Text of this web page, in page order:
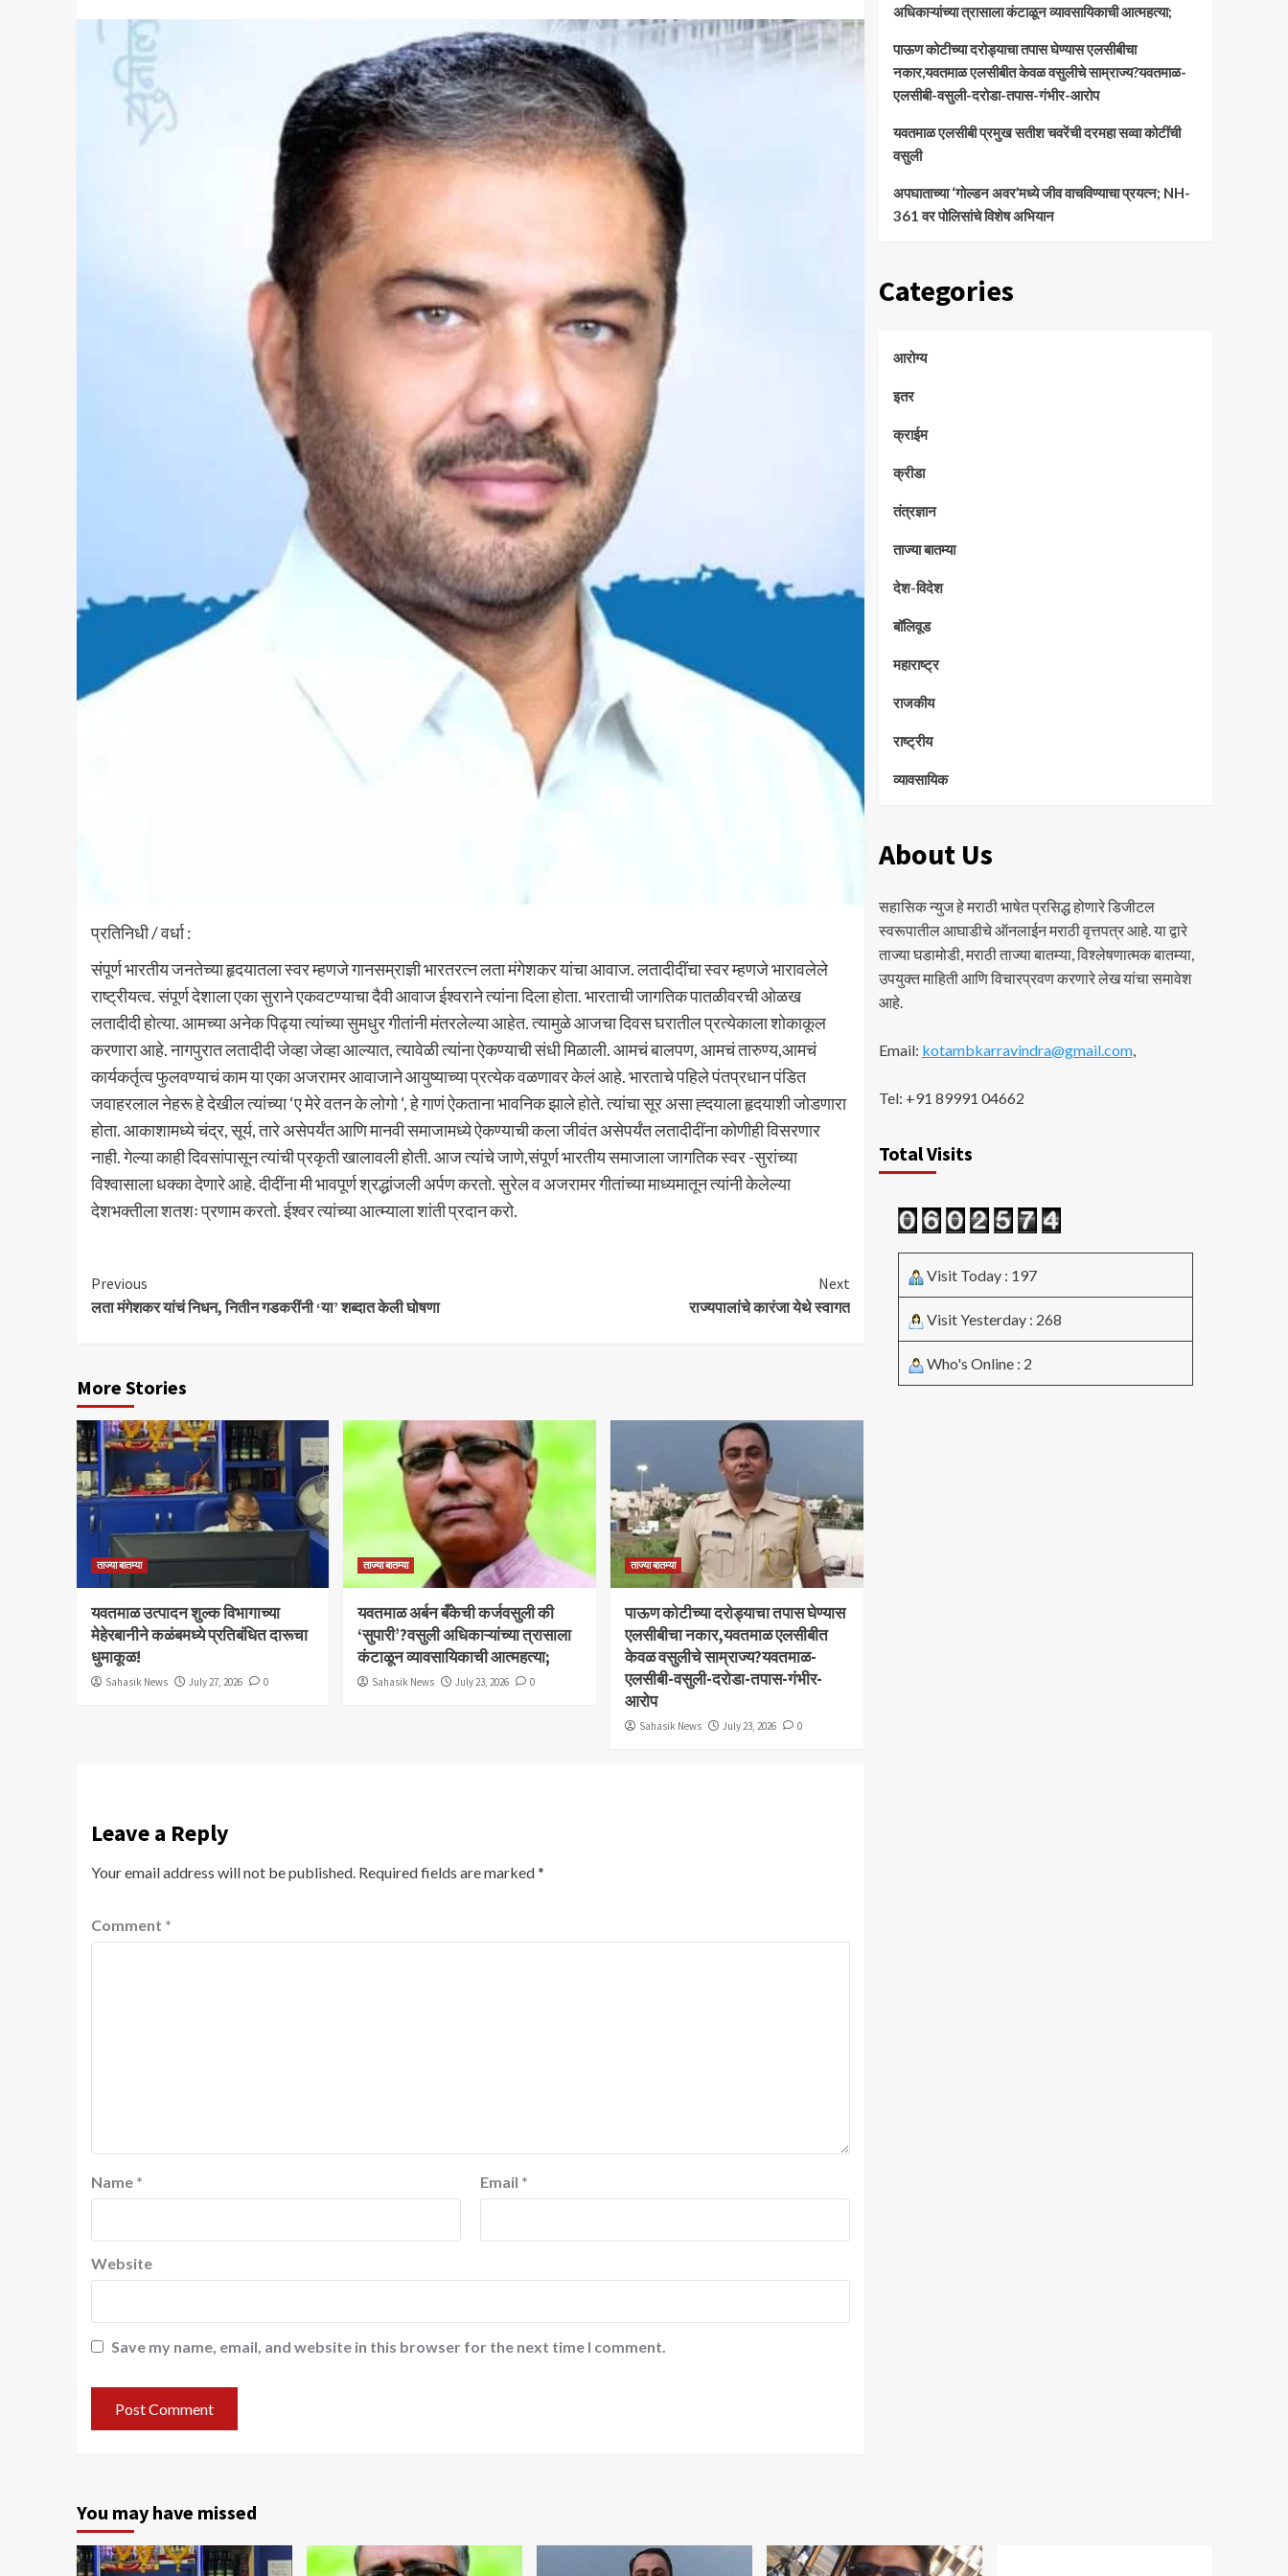
प्रतिनिधी / वर्धा :
संपूर्ण भारतीय जनतेच्या हृदयातला स्वर म्हणजे गानसम्राज्ञी भारतरत्न लता मंगेशकर यांचा आवाज. लतादीदींचा स्वर म्हणजे भारावलेले
राष्ट्रीयत्व. संपूर्ण देशाला एका सुराने एकवटण्याचा दैवी आवाज ईश्वराने त्यांना दिला होता. भारताची जागतिक पातळीवरची ओळख
लतादीदी होत्या. आमच्या अनेक पिढ्या त्यांच्या सुमधुर गीतांनी मंतरलेल्या आहेत. त्यामुळे आजचा दिवस घरातील प्रत्येकाला शोकाकूल
करणारा आहे. नागपुरात लतादीदी जेव्हा जेव्हा आल्यात, त्यावेळी त्यांना ऐकण्याची संधी मिळाली. आमचं बालपण, आमचं तारुण्य,आमचं
कार्यकर्तृत्व फुलवण्याचं काम या एका अजरामर आवाजाने आयुष्याच्या प्रत्येक वळणावर केलं आहे. भारताचे पहिले पंतप्रधान पंडित
जवाहरलाल नेहरू हे देखील त्यांच्या ‘ए मेरे वतन के लोगो ‘, हे गाणं ऐकताना भावनिक झाले होते. त्यांचा सूर असा ह्दयाला हृदयाशी जोडणारा
होता. आकाशामध्ये चंद्र, सूर्य, तारे असेपर्यंत आणि मानवी समाजामध्ये ऐकण्याची कला जीवंत असेपर्यंत लतादीदींना कोणीही विसरणार
नाही. गेल्या काही दिवसांपासून त्यांची प्रकृती खालावली होती. आज त्यांचे जाणे,संपूर्ण भारतीय समाजाला जागतिक स्वर -सुरांच्या
विश्वासाला धक्का देणारे आहे. दीदींना मी भावपूर्ण श्रद्धांजली अर्पण करतो. सुरेल व अजरामर गीतांच्या माध्यमातून त्यांनी केलेल्या
देशभक्तीला शतशः प्रणाम करतो. ईश्वर त्यांच्या आत्म्याला शांती प्रदान करो.
Continue
Reading
Previous
लता मंगेशकर यांचं निधन, नितीन गडकरींनी ‘या’ शब्दात केली घोषणा
Next
राज्यपालांचे कारंजा येथे स्वागत
More Stories
ताज्या बातम्या
यवतमाळ उत्पादन शुल्क विभागाच्या
मेहेरबानीने कळंबमध्ये प्रतिबंधित दारूचा
धुमाकूळ!
Sahasik News July 27, 2026 0
ताज्या बातम्या
​यवतमाळ अर्बन बँकेची कर्जवसुली की
‘सुपारी’?वसुली अधिकाऱ्यांच्या त्रासाला
कंटाळून व्यावसायिकाची आत्महत्या;
Sahasik News July 23, 2026 0
ताज्या बातम्या
पाऊण कोटीच्या दरोड्याचा तपास घेण्यास
एलसीबीचा नकार,यवतमाळ एलसीबीत
केवळ वसुलीचे साम्राज्य?यवतमाळ-
एलसीबी-वसुली-दरोडा-तपास-गंभीर-
आरोप
Sahasik News July 23, 2026 0
Leave a Reply
Your email address will not be published. Required fields are marked*
Comment *
Name * Email *
Website
Save my name, email, and website in this browser for the next time I comment.
अधिकाऱ्यांच्या त्रासाला कंटाळून व्यावसायिकाची आत्महत्या;
पाऊण कोटीच्या दरोड्याचा तपास घेण्यास एलसीबीचा
नकार,यवतमाळ एलसीबीत केवळ वसुलीचे साम्राज्य?यवतमाळ-
एलसीबी-वसुली-दरोडा-तपास-गंभीर-आरोप
यवतमाळ एलसीबी प्रमुख सतीश चवरेंची दरमहा सव्वा कोटींची
वसुली
अपघाताच्या ‘गोल्डन अवर’मध्ये जीव वाचविण्याचा प्रयत्न; NH-
361 वर पोलिसांचे विशेष अभियान
Categories
आरोग्य
इतर
क्राईम
क्रीडा
तंत्रज्ञान
ताज्या बातम्या
देश-विदेश
बॉलिवूड
महाराष्ट्र
राजकीय
राष्ट्रीय
व्यावसायिक
About Us
सहासिक न्युज हे मराठी भाषेत प्रसिद्ध होणारे डिजीटल
स्वरूपातील आघाडीचे ऑनलाईन मराठी वृत्तपत्र आहे. या द्वारे
ताज्या घडामोडी, मराठी ताज्या बातम्या, विश्लेषणात्मक बातम्या,
उपयुक्त माहिती आणि विचारप्रवण करणारे लेख यांचा समावेश
आहे.
Email: kotambkarravindra@gmail.com,
Tel: +91 89991 04662
Total Visits
Visit Today : 197
Visit Yesterday : 268
Who's Online : 2
You may have missed